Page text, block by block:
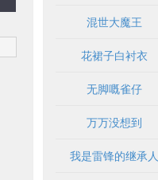
混世大魔王
花裙子白衬衣
无脚嘅雀仔
万万没想到
我是雷锋的继承人